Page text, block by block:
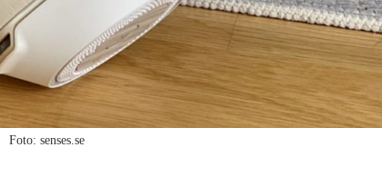
Foto: senses.se